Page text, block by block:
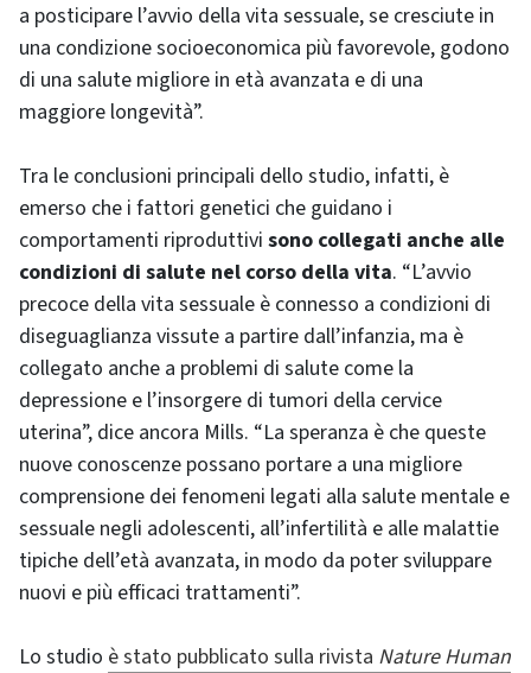
a posticipare l’avvio della vita sessuale, se cresciute in
una condizione socioeconomica più favorevole, godono
di una salute migliore in età avanzata e di una
maggiore longevità”.
Tra le conclusioni principali dello studio, infatti, è
emerso che i fattori genetici che guidano i
comportamenti riproduttivi sono collegati anche alle
condizioni di salute nel corso della vita. “L’avvio
precoce della vita sessuale è connesso a condizioni di
diseguaglianza vissute a partire dall’infanzia, ma è
collegato anche a problemi di salute come la
depressione e l’insorgere di tumori della cervice
uterina”, dice ancora Mills. “La speranza è che queste
nuove conoscenze possano portare a una migliore
comprensione dei fenomeni legati alla salute mentale e
sessuale negli adolescenti, all’infertilità e alle malattie
tipiche dell’età avanzata, in modo da poter sviluppare
nuovi e più efficaci trattamenti”.
Lo studio è stato pubblicato sulla rivista Nature Human